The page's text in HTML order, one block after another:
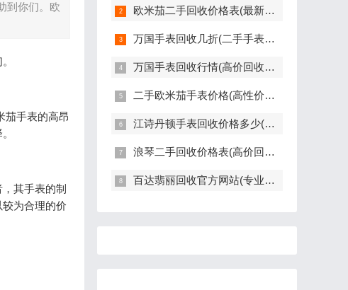
到你们。欧
茄手表的高昂
其手表的制
为合理的价
欧米茄二手回收价格表(最新欧米茄手表回收价格参考)
万国手表回收几折(二手手表回收价格如何评估)
万国手表回收行情(高价回收指南)
二手欧米茄手表价格(高性价比的二手欧米茄手表推荐)
江诗丹顿手表回收价格多少(高价回收指南)
浪琴二手回收价格表(高价回收，快速评估，全面解读)
百达翡丽回收官方网站(专业回收服务，高价回收，轻松变现)